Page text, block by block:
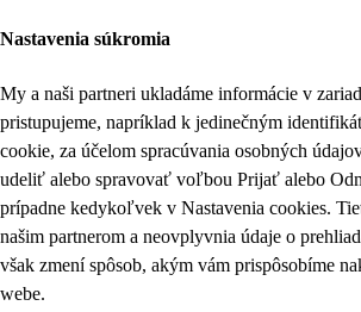
Nastavenia súkromia
My a naši partneri ukladáme informácie v
pristupujeme, napríklad k jedinečným
cookie, za účelom spracúvania osobných
udeliť alebo spravovať voľbou Prijať alebo
prípadne kedykoľvek v Nastavenia cookies.
našim partnerom a neovplyvnia údaje o
však zmení spôsob, akým vám prispôsobíme
webe.